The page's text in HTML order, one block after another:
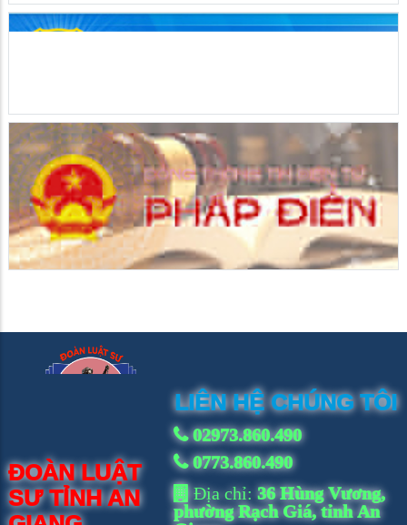
ĐOÀN LUẬT
SƯ TỈNH AN
LIÊN HỆ CHÚNG TÔI
02973.860.490
0773.860.490
Địa chỉ: 36 Hùng Vương,
phường Rạch Giá, tỉnh An